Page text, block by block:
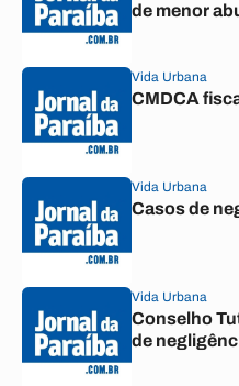
de menor
Vida Urbana
CMDCA
Vida Urbana
Casos de
Vida Urbana
Conselho
de